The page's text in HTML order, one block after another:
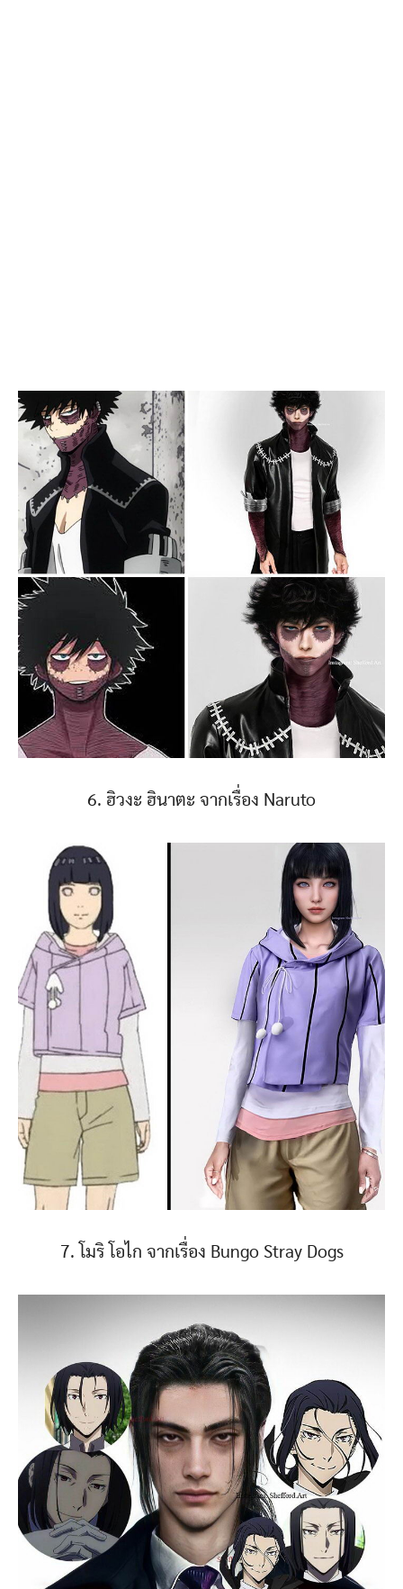
6. ฮิวงะ ฮินาตะ จากเรื่อง Naruto
7. โมริ โอไก จากเรื่อง Bungo Stray Dogs